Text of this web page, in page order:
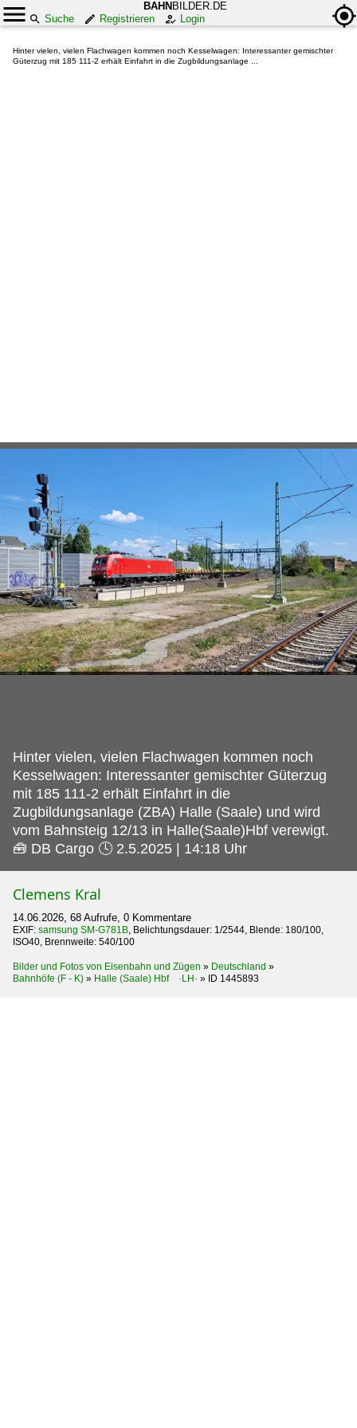
BAHN BILDER.DE
Suche
Registrieren Login
Hinter vielen, vielen Flachwagen kommen noch Kesselwagen: Interessanter gemischter
Güterzug mit 185 111-2 erhält Einfahrt in die Zugbildungsanlage ...
Hinter vielen, vielen Flachwagen kommen noch
Kesselwagen: Interessanter gemischter Güterzug
mit 185 111-2 erhält Einfahrt in die
Zugbildungsanlage (ZBA) Halle (Saale) und wird
vom Bahnsteig 12/13 in Halle(Saale)Hbf verewigt.
🧰 DB Cargo 🕓 2.5.2025 | 14:18 Uhr
Clemens Kral
14.06.2026, 68 Aufrufe, 0 Kommentare
EXIF: samsung SM-G781B, Belichtungsdauer: 1/2544, Blende: 180/100,
ISO40, Brennweite: 540/100
Bilder und Fotos von Eisenbahn und Zügen » Deutschland »
Bahnhöfe (F - K) » Halle (Saale) Hbf ·LH· » ID 1445893